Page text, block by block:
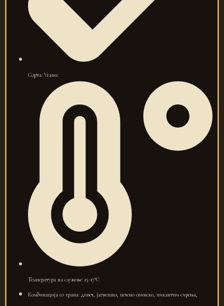
Сорта: Vranec
Температура на служење: 15-17°C
Комбинација со храна: дивеч, јагнешко, печено свинско, пикантни сирења,